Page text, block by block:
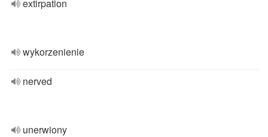
extirpation
wykorzenienie
nerved
unerwiony